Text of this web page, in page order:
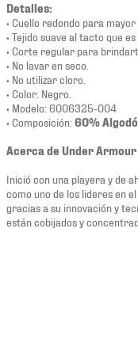
Detalles:
• Cuello redondo para mayor
• Tejido suave al tacto que
• Corte regular para
• No lavar en seco.
• No utilizar cloro.
• Color: Negro.
• Modelo: 6006325-004
• Composición: 60%
Acerca de Under Armour
Inició con una playera y de
como uno de los lideres en
gracias a su innovación y
están cobijados y